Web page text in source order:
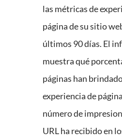
las métricas de
página de su sitio
últimos 90 días. El
muestra qué
páginas han
experiencia de
número de
URL ha recibido en